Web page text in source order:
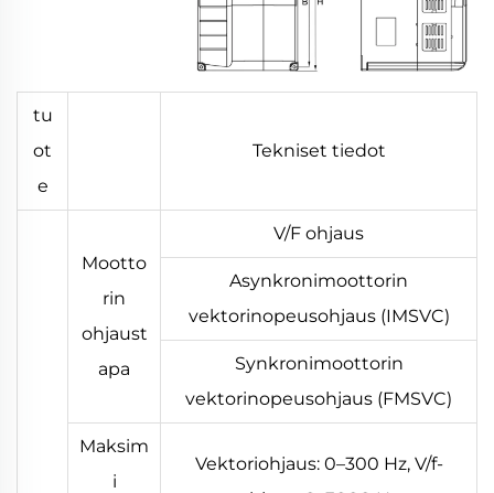
tu
ot
e
Tekniset tiedot
Mootto
rin
ohjaust
apa
V/F ohjaus
Asynkronimoottorin
vektorinopeusohjaus (IMSVC)
Synkronimoottorin
vektorinopeusohjaus (FMSVC)
Maksim
i
Vektoriohjaus: 0–300 Hz, V/f-